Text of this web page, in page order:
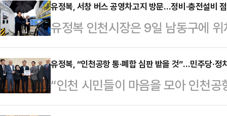
도 노력하고 있다”고 말했다.유 시
같이 밝힌 데 이어 “정치에서 일당
해서도 바람직하지 않다”며 “적절
를 막아내는 문화가 있어야 정치 발
힘 혁신 방안에 대해선 “당 대표와
분을 막아내기 위…
유정복, 서창 버스 공영차고지 방문…정비·충전설비
유정복 인천시장은 9일 남동구에
근무자들을 격려하고 차고지 운영
다 안전하고 편리하게 대중교통을
공영차고지의 관리 현황을 직접 확
하기 위해 마련됐다.유 시장은 이날
유정복, “인천공항 통·폐합 심판 받을 것”…민주당·정
“인천 시민들이 마음을 모아 인천
권이 응답하지 않는 것은 무책임한